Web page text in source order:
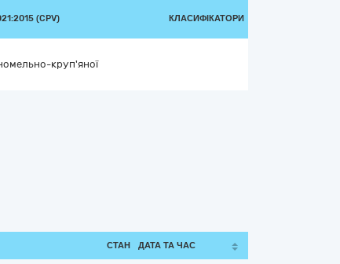
(CPV) КЛАСИФІКАТОРИ
круп'яної
СТАН ДАТА ТА ЧАС